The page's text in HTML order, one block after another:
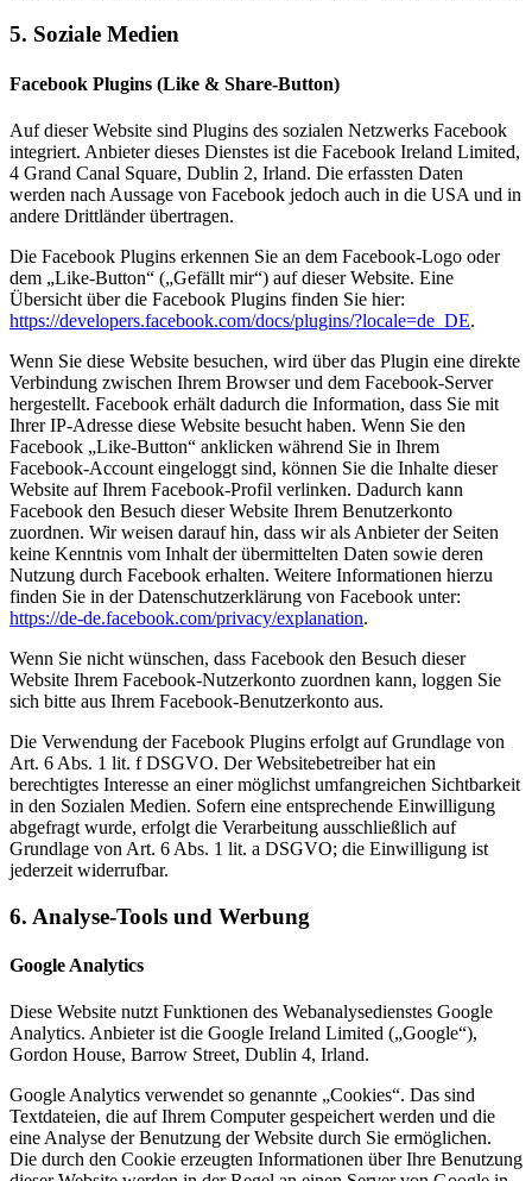
5. Soziale Medien
Facebook Plugins (Like & Share-Button)
Auf dieser Website sind Plugins des sozialen Netzwerks Facebook
integriert. Anbieter dieses Dienstes ist die Facebook Ireland Limited,
4 Grand Canal Square, Dublin 2, Irland. Die erfassten Daten
werden nach Aussage von Facebook jedoch auch in die USA und in
andere Drittländer übertragen.
Die Facebook Plugins erkennen Sie an dem Facebook-Logo oder
dem „Like-Button“ („Gefällt mir“) auf dieser Website. Eine
Übersicht über die Facebook Plugins finden Sie hier:
https://developers.facebook.com/docs/plugins/?locale=de_DE.
Wenn Sie diese Website besuchen, wird über das Plugin eine direkte
Verbindung zwischen Ihrem Browser und dem Facebook-Server
hergestellt. Facebook erhält dadurch die Information, dass Sie mit
Ihrer IP-Adresse diese Website besucht haben. Wenn Sie den
Facebook „Like-Button“ anklicken während Sie in Ihrem
Facebook-Account eingeloggt sind, können Sie die Inhalte dieser
Website auf Ihrem Facebook-Profil verlinken. Dadurch kann
Facebook den Besuch dieser Website Ihrem Benutzerkonto
zuordnen. Wir weisen darauf hin, dass wir als Anbieter der Seiten
keine Kenntnis vom Inhalt der übermittelten Daten sowie deren
Nutzung durch Facebook erhalten. Weitere Informationen hierzu
finden Sie in der Datenschutzerklärung von Facebook unter:
https://de-de.facebook.com/privacy/explanation.
Wenn Sie nicht wünschen, dass Facebook den Besuch dieser
Website Ihrem Facebook-Nutzerkonto zuordnen kann, loggen Sie
sich bitte aus Ihrem Facebook-Benutzerkonto aus.
Die Verwendung der Facebook Plugins erfolgt auf Grundlage von
Art. 6 Abs. 1 lit. f DSGVO. Der Websitebetreiber hat ein
berechtigtes Interesse an einer möglichst umfangreichen Sichtbarkeit
in den Sozialen Medien. Sofern eine entsprechende Einwilligung
abgefragt wurde, erfolgt die Verarbeitung ausschließlich auf
Grundlage von Art. 6 Abs. 1 lit. a DSGVO; die Einwilligung ist
jederzeit widerrufbar.
6. Analyse-Tools und Werbung
Google Analytics
Diese Website nutzt Funktionen des Webanalysedienstes Google
Analytics. Anbieter ist die Google Ireland Limited („Google“),
Gordon House, Barrow Street, Dublin 4, Irland.
Google Analytics verwendet so genannte „Cookies“. Das sind
Textdateien, die auf Ihrem Computer gespeichert werden und die
eine Analyse der Benutzung der Website durch Sie ermöglichen.
Die durch den Cookie erzeugten Informationen über Ihre Benutzung